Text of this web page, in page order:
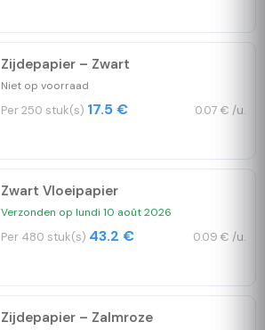
Zijdepapier – Zwart
Niet op voorraad
Per 250 stuk(s) 17.5 € 0.07 € /u.
Zwart Vloeipapier
Verzonden op lundi 10 août 2026
Per 480 stuk(s) 43.2 € 0.09 € /u.
Zijdepapier – Zalmroze